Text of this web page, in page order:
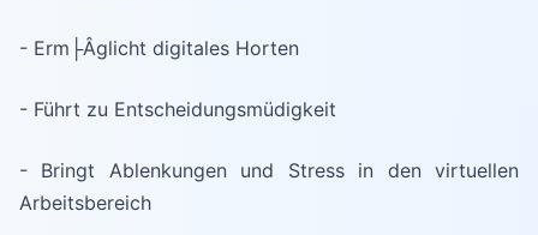
- Erm├Âglicht digitales Horten
- Führt zu Entscheidungsmüdigkeit
- Bringt Ablenkungen und Stress in den virtuellen
Arbeitsbereich